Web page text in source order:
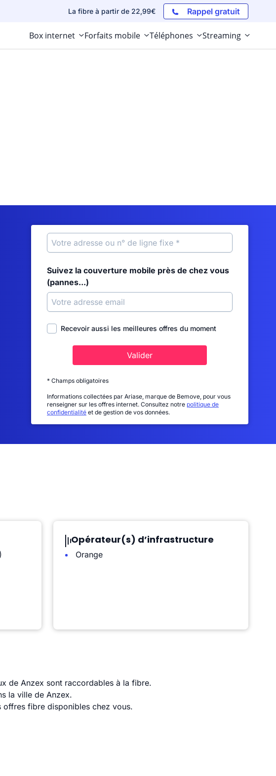
La fibre à partir de 22,99€ Rappel gratuit
Box internet Forfaits mobile Téléphones Streaming
Suivez la couverture mobile près de chez vous
(pannes...)
Recevoir aussi les meilleures offres du moment
Valider
* Champs obligatoires
Informations collectées par Ariase, marque de Bemove, pour vous
renseigner sur les offres internet. Consultez notre politique de
confidentialité et de gestion de vos données.
Opérateur(s) d’infrastructure
Orange
de Anzex sont raccordables à la fibre.
la ville de Anzex.
offres fibre disponibles chez vous.